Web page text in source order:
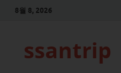
8월 8, 2026
ssantrip